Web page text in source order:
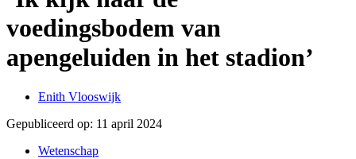
voedingsbodem van
apengeluiden in het stadion’
Enith Vlooswijk
Gepubliceerd op: 11 april 2024
Wetenschap